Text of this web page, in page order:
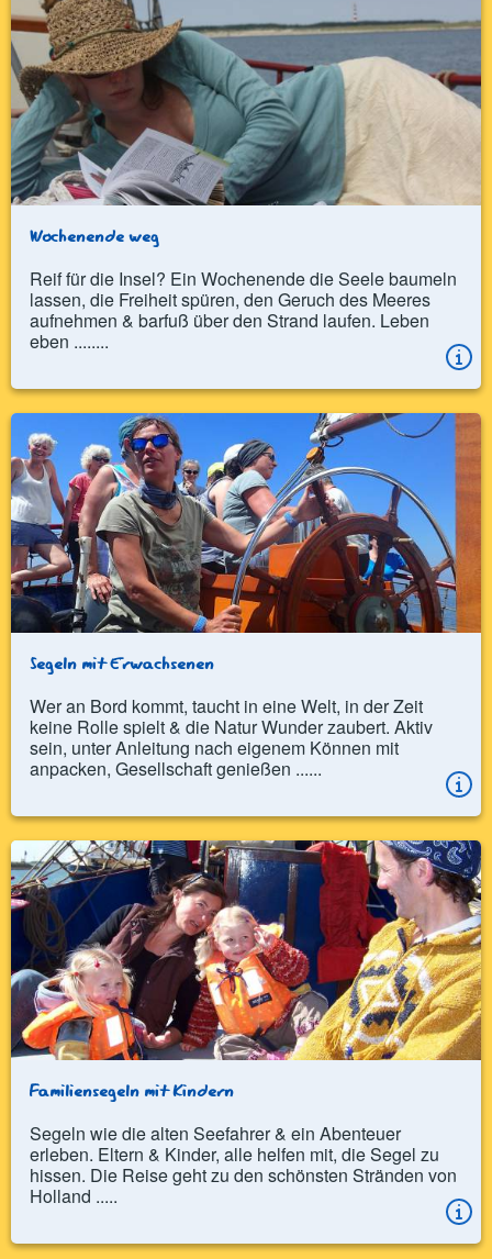
Wochenende weg
Reif für die Insel? Ein Wochenende die Seele baumeln
lassen, die Freiheit spüren, den Geruch des Meeres
aufnehmen & barfuß über den Strand laufen. Leben
eben ........
Segeln mit Erwachsenen
Wer an Bord kommt, taucht in eine Welt, in der Zeit
keine Rolle spielt & die Natur Wunder zaubert. Aktiv
sein, unter Anleitung nach eigenem Können mit
anpacken, Gesellschaft genießen ......
Familiensegeln mit Kindern
Segeln wie die alten Seefahrer & ein Abenteuer
erleben. Eltern & Kinder, alle helfen mit, die Segel zu
hissen. Die Reise geht zu den schönsten Stränden von
Holland .....